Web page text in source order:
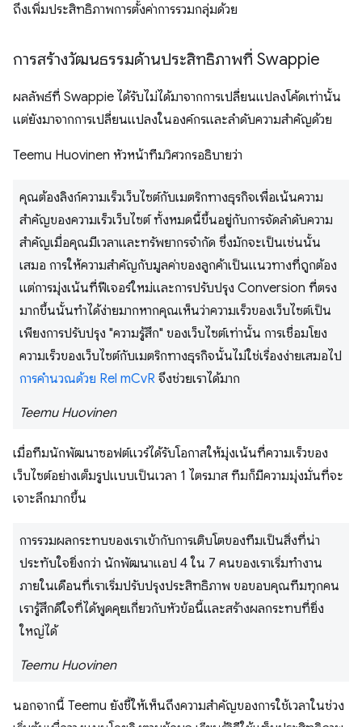
ถึงเพิ่มประสิทธิภาพการตั้งค่าการรวมกลุ่มด้วย
การสร้างวัฒนธรรมด้านประสิทธิภาพที่ Swappie
ผลลัพธ์ที่ Swappie ได้รับไม่ได้มาจากการเปลี่ยนแปลงโค้ดเท่านั้น
แต่ยังมาจากการเปลี่ยนแปลงในองค์กรและลำดับความสำคัญด้วย
Teemu Huovinen หัวหน้าทีมวิศวกรอธิบายว่า
คุณต้องลิงก์ความเร็วเว็บไซต์กับเมตริกทางธุรกิจเพื่อเน้นความ
สำคัญของความเร็วเว็บไซต์ ทั้งหมดนี้ขึ้นอยู่กับการจัดลําดับความ
สําคัญเมื่อคุณมีเวลาและทรัพยากรจํากัด ซึ่งมักจะเป็นเช่นนั้น
เสมอ การให้ความสําคัญกับมูลค่าของลูกค้าเป็นแนวทางที่ถูกต้อง
แต่การมุ่งเน้นที่ฟีเจอร์ใหม่และการปรับปรุง Conversion ที่ตรง
มากขึ้นนั้นทําได้ง่ายมากหากคุณเห็นว่าความเร็วของเว็บไซต์เป็น
เพียงการปรับปรุง "ความรู้สึก" ของเว็บไซต์เท่านั้น การเชื่อมโยง
ความเร็วของเว็บไซต์กับเมตริกทางธุรกิจนั้นไม่ใช่เรื่องง่ายเสมอไป
การคํานวณด้วย Rel mCvR จึงช่วยเราได้มาก
Teemu Huovinen
เมื่อทีมนักพัฒนาซอฟต์แวร์ได้รับโอกาสให้มุ่งเน้นที่ความเร็วของ
เว็บไซต์อย่างเต็มรูปแบบเป็นเวลา 1 ไตรมาส ทีมก็มีความมุ่งมั่นที่จะ
เจาะลึกมากขึ้น
การรวมผลกระทบของเราเข้ากับการเติบโตของทีมเป็นสิ่งที่น่า
ประทับใจยิ่งกว่า นักพัฒนาแอป 4 ใน 7 คนของเราเริ่มทำงาน
ภายในเดือนที่เราเริ่มปรับปรุงประสิทธิภาพ ขอขอบคุณทีมทุกคน
เรารู้สึกดีใจที่ได้พูดคุยเกี่ยวกับหัวข้อนี้และสร้างผลกระทบที่ยิ่ง
ใหญ่ได้
Teemu Huovinen
นอกจากนี้ Teemu ยังชี้ให้เห็นถึงความสำคัญของการใช้เวลาในช่วง